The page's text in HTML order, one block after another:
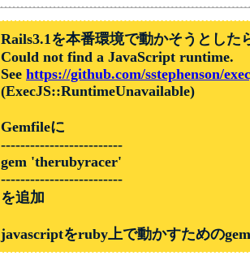
Rails3.1を本番環境で動かそうとした
Could not find a JavaScript runtime.
See https://github.com/sstephenson/
(ExecJS::RuntimeUnavailable)
Gemfileに
-------------------------
gem 'therubyracer'
-------------------------
を追加
javascriptをruby上で動かすための